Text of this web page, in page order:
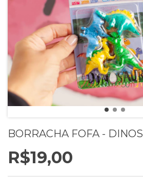
BORRACHA FOFA -
R$19,00